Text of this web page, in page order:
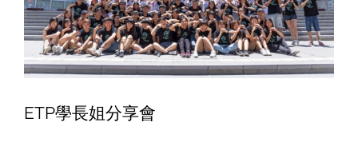
管
專
班
(ETP)
轉
ETP學長姐分享會